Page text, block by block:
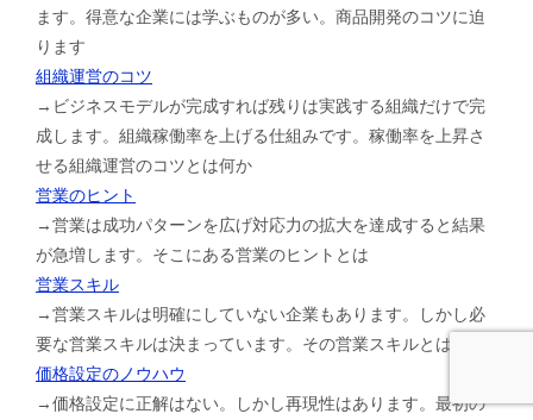
ます。得意な企業には学ぶものが多い。商品開発のコツに迫
ります
組織運営のコツ
→ビジネスモデルが完成すれば残りは実践する組織だけで完
成します。組織稼働率を上げる仕組みです。稼働率を上昇さ
せる組織運営のコツとは何か
営業のヒント
→営業は成功パターンを広げ対応力の拡大を達成すると結果
が急増します。そこにある営業のヒントとは
営業スキル
→営業スキルは明確にしていない企業もあります。しかし必
要な営業スキルは決まっています。その営業スキルとは
価格設定のノウハウ
→価格設定に正解はない。しかし再現性はあります。最初の